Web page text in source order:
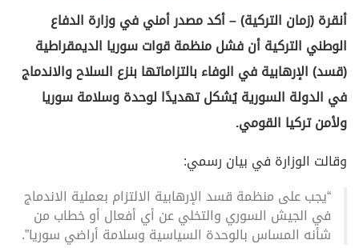
أنقرة (زمان التركية) – أكد مصدر أمني في وزارة الدفاع
الوطني التركية أن فشل منظمة قوات سوريا الديمقراطية
(قسد) الإرهابية في الوفاء بالتزاماتها بنزع السلاح والاندماج
في الدولة السورية يُشكل تهديدًا لوحدة وسلامة سوريا
ولأمن تركيا القومي.
وقالت الوزارة في بيان رسمي:
“يجب على منظمة قسد الإرهابية الالتزام بعملية الاندماج
في الجيش السوري والتخلي عن أي أفعال أو خطاب من
شأنه المساس بالوحدة السياسية وسلامة أراضي سوريا”.